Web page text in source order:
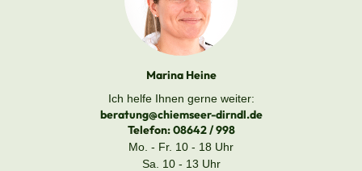
Marina Heine
Ich helfe Ihnen gerne weiter:
beratung@chiemseer-dirndl.de
Telefon:08642 / 998
Mo. - Fr. 10 - 18 Uhr
Sa. 10 - 13 Uhr